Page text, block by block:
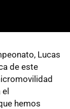
Lucas
de este
el
hemos